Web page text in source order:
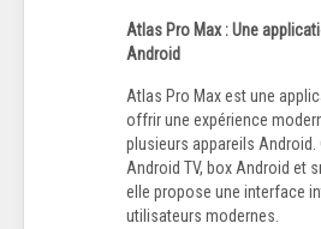
Atlas Pro Max : Une
Android
Atlas Pro Max est une
offrir une expérience
plusieurs appareils
Android TV, box Android et
elle propose une interface
utilisateurs modernes.